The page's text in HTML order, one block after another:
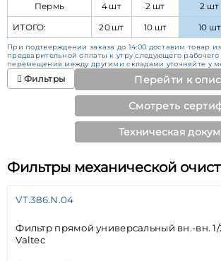
Пермь
4 шт 2 шт 2 шт
ИТОГО:
20 шт 10 шт 10 шт
При подтверждении заказа до 14:00 доставим товар
предварительной оплаты к утру следующего
перемещения между другими складами уточняйте у
Фильтры Перейти к
Смотреть
Техническая
Фильтры механической
VT.386.N.04
Фильтр прямой универсальный вн.-вн. 1/
Valtec